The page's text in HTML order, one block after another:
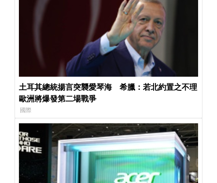
土耳其總統揚言突襲愛琴海 希臘：若北約置之不理
歐洲將爆發第二場戰爭
國際